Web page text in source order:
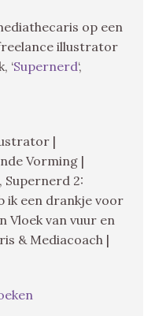
op een
illustrator
‘Supernerd‘,
|
Vorming |
Supernerd 2:
ik een drankje voor
Vloek van vuur en
& Mediacoach |